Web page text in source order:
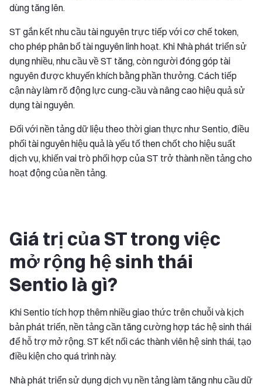
dùng tăng lên.
ST gắn kết nhu cầu tài nguyên trực tiếp với cơ chế token,
cho phép phân bổ tài nguyên linh hoạt. Khi Nhà phát triển sử
dụng nhiều, nhu cầu về ST tăng, còn người đóng góp tài
nguyên được khuyến khích bằng phần thưởng. Cách tiếp
cận này làm rõ động lực cung-cầu và nâng cao hiệu quả sử
dụng tài nguyên.
Đối với nền tảng dữ liệu theo thời gian thực như Sentio, điều
phối tài nguyên hiệu quả là yếu tố then chốt cho hiệu suất
dịch vụ, khiến vai trò phối hợp của ST trở thành nền tảng cho
hoạt động của nền tảng.
Giá trị của ST trong việc
mở rộng hệ sinh thái
Sentio là gì?
Khi Sentio tích hợp thêm nhiều giao thức trên chuỗi và kịch
bản phát triển, nền tảng cần tăng cường hợp tác hệ sinh thái
để hỗ trợ mở rộng. ST kết nối các thành viên hệ sinh thái, tạo
điều kiện cho quá trình này.
Nhà phát triển sử dụng dịch vụ nền tảng làm tăng nhu cầu dữ